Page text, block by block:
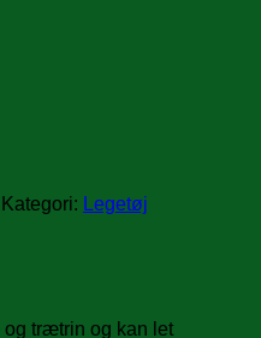
Kategori: Legetøj
og trætrin og kan let